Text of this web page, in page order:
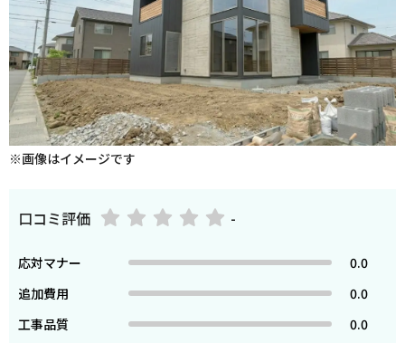
※画像はイメージです
口コミ評価 -
応対マナー
0.0
追加費用
0.0
工事品質
0.0